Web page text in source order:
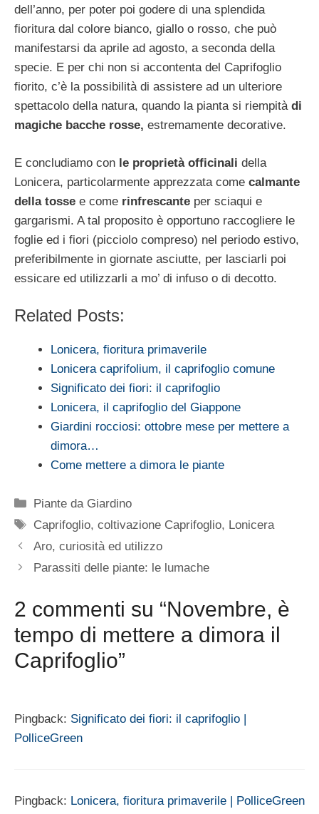
dell’anno, per poter poi godere di una splendida
fioritura dal colore bianco, giallo o rosso, che può
manifestarsi da aprile ad agosto, a seconda della
specie. E per chi non si accontenta del Caprifoglio
fiorito, c’è la possibilità di assistere ad un ulteriore
spettacolo della natura, quando la pianta si riempitàdi
magiche bacche rosse, estremamente decorative.
E concludiamo con le proprietà officinali della
Lonicera, particolarmente apprezzata come calmante
della tosse e come rinfrescante per sciaqui e
gargarismi. A tal proposito è opportuno raccogliere le
foglie ed i fiori (picciolo compreso) nel periodo estivo,
preferibilmente in giornate asciutte, per lasciarli poi
essicare ed utilizzarli a mo’ di infuso o di decotto.
Related Posts:
Lonicera, fioritura primaverile
Lonicera caprifolium, il caprifoglio comune
Significato dei fiori: il caprifoglio
Lonicera, il caprifoglio del Giappone
Giardini rocciosi: ottobre mese per mettere a
dimora…
Come mettere a dimora le piante
Categorie
Piante da Giardino
Tag
Caprifoglio,coltivazione Caprifoglio, Lonicera
Aro, curiosità ed utilizzo
Parassiti delle piante: le lumache
2 commenti su “Novembre, è
tempo di mettere a dimora il
Caprifoglio”
Pingback: Significato dei fiori: il caprifoglio |
PolliceGreen
Pingback: Lonicera, fioritura primaverile | PolliceGreen